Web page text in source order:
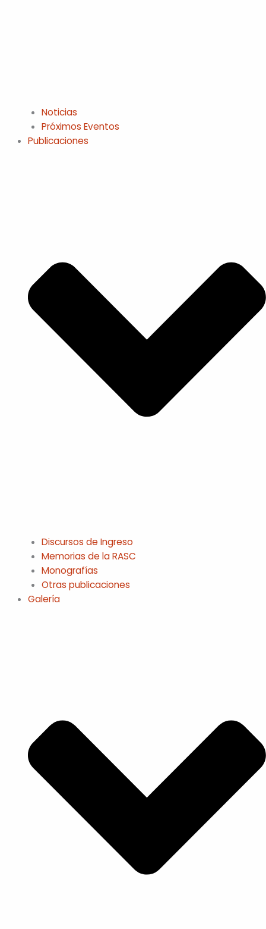
Noticias
Próximos Eventos
Publicaciones
Discursos de Ingreso
Memorias de la RASC
Monografías
Otras publicaciones
Galería